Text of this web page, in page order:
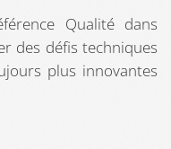
Qualité dans
des défis techniques
plus innovantes